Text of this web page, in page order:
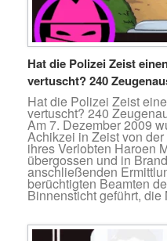
Hat die Polizei Zeist
vertuscht? 240
Hat die Polizei Zeist
vertuscht? 240
Am 7. Dezember 2009
Achikzei in Zeist von
ihres Verlobten Haroen
übergossen und in
anschließenden
berüchtigten Beamten
Binnensticht geführt,